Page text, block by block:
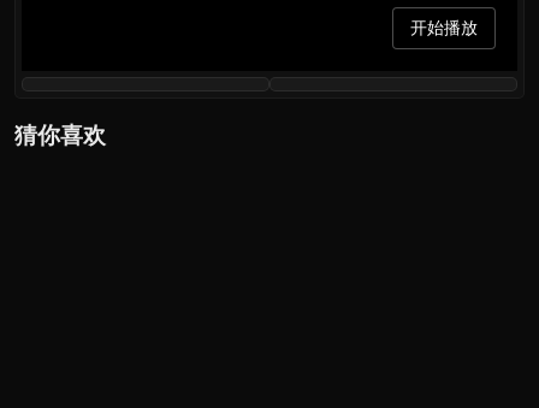
开始播放
猜你喜欢